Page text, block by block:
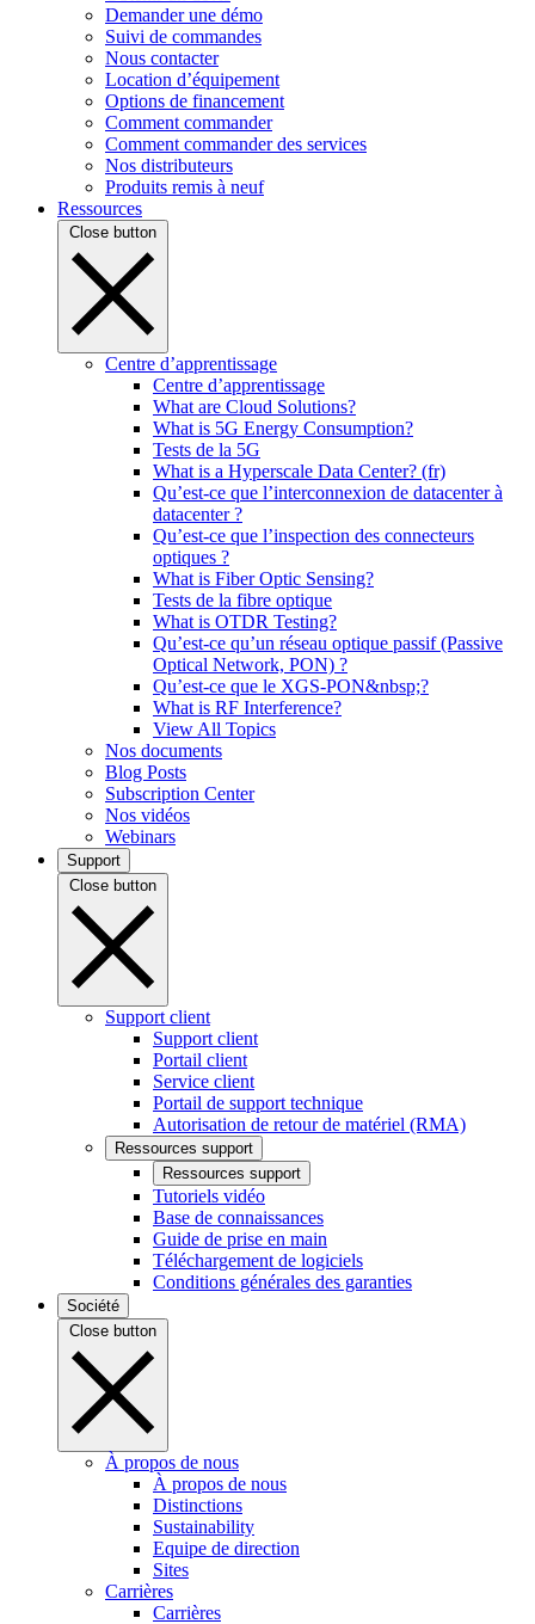
Demander une démo
Suivi de commandes
Nous contacter
Location d’équipement
Options de financement
Comment commander
Comment commander des services
Nos distributeurs
Produits remis à neuf
Ressources
Close button
Centre d’apprentissage
Centre d’apprentissage
What are Cloud Solutions?
What is 5G Energy Consumption?
Tests de la 5G
What is a Hyperscale Data Center? (fr)
Qu’est-ce que l’interconnexion de datacenter à
datacenter ?
Qu’est-ce que l’inspection des connecteurs
optiques ?
What is Fiber Optic Sensing?
Tests de la fibre optique
What is OTDR Testing?
Qu’est-ce qu’un réseau optique passif (Passive
Optical Network, PON) ?
Qu’est-ce que le XGS-PON&nbsp;?
What is RF Interference?
View All Topics
Nos documents
Blog Posts
Subscription Center
Nos vidéos
Webinars
Support
Close button
Support client
Support client
Portail client
Service client
Portail de support technique
Autorisation de retour de matériel (RMA)
Ressources support
Ressources support
Tutoriels vidéo
Base de connaissances
Guide de prise en main
Téléchargement de logiciels
Conditions générales des garanties
Société
Close button
À propos de nous
À propos de nous
Distinctions
Sustainability
Equipe de direction
Sites
Carrières
Carrières